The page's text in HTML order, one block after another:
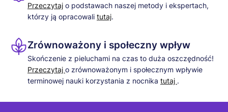
Przeczytaj o podstawach naszej metody i ekspertach,
którzy ją opracowali tutaj.
Zrównoważony i społeczny wpływ
Skończenie z pieluchami na czas to duża oszczędność!
Przeczytaj o zrównoważonym i społecznym wpływie
terminowej nauki korzystania z nocnika tutaj .